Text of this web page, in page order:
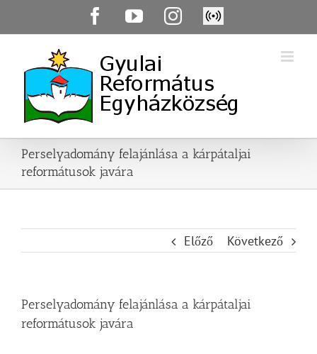
FacebookYouTubeInstagram
Élő
közvetítés
Perselyadomány felajánlása a kárpátaljai
reformátusok javára
Előző Következő
Perselyadomány felajánlása a kárpátaljai
reformátusok javára